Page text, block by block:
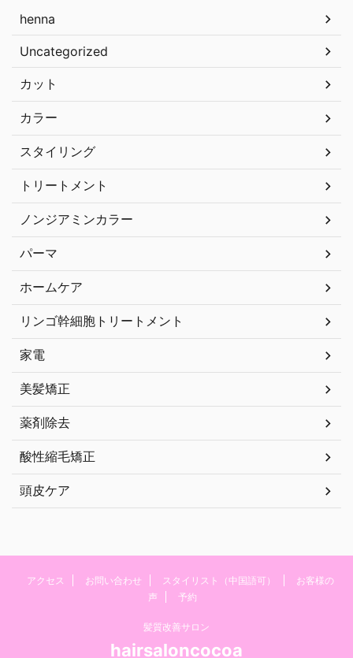
henna
Uncategorized
カット
カラー
スタイリング
トリートメント
ノンジアミンカラー
パーマ
ホームケア
リンゴ幹細胞トリートメント
家電
美髪矯正
薬剤除去
酸性縮毛矯正
頭皮ケア
アクセス お問い合わせ スタイリスト（中国語可）
お客様の
声
予約
髪質改善サロン
hairsaloncocoa